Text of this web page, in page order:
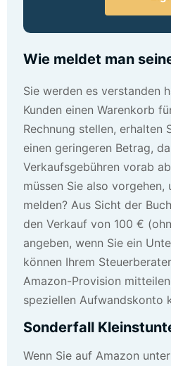
Wie meldet man
Sie werden es verstanden
Kunden einen Warenkorb
Rechnung stellen, erhalten
einen geringeren Betrag,
Verkaufsgebühren vorab
müssen Sie also vorgehen,
melden? Aus Sicht der
den Verkauf von 100 €
angeben, wenn Sie ein
können Ihrem
Amazon-Provision
speziellen Aufwandskonto
Sonderfall
Wenn Sie auf Amazon